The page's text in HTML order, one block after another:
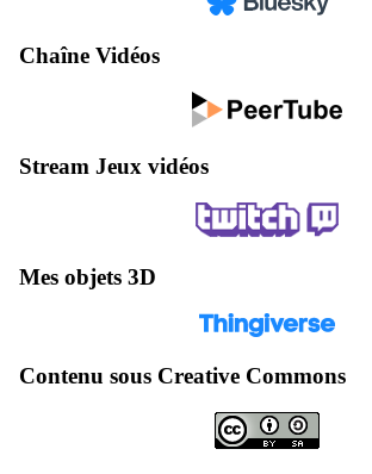
Chaîne Vidéos
Stream Jeux vidéos
Mes objets 3D
Contenu sous Creative Commons